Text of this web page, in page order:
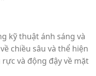
kỹ thuật ánh sáng và
chiều sâu và thể hiện
và động đậy về mặt